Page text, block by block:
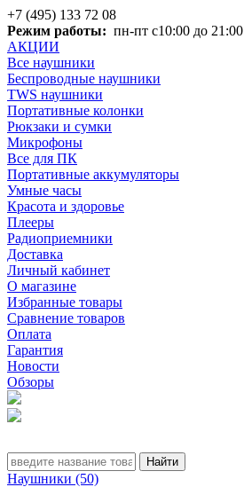
+7 (495) 133 72 08
Режим работы: пн-пт с10:00 до 21:00
АКЦИИ
Все наушники
Беспроводные наушники
TWS наушники
Портативные колонки
Рюкзаки и сумки
Микрофоны
Все для ПК
Портативные аккумуляторы
Умные часы
Красота и здоровье
Плееры
Радиоприемники
Доставка
Личный кабинет
О магазине
Избранные товары
Сравнение товаров
Оплата
Гарантия
Новости
Обзоры
Наушники (50)